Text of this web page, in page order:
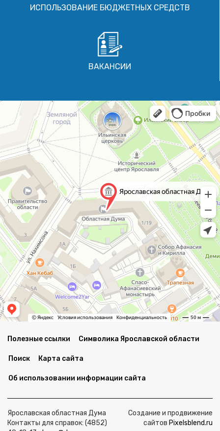
ИСПОЛЬЗОВАНИЕ БЮДЖЕТНЫХ СРЕДСТВ
ВАКАНСИИ
Полезные ссылки Символика Ярославской области
Поиск Карта сайта
Об использовании информации сайта
Ярославская областная Дума
Контакты для справок: (4852)
Создание и продвижение
сайтов Pixelsblend.ru